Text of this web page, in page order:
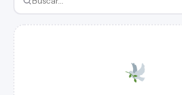
Buscar frases